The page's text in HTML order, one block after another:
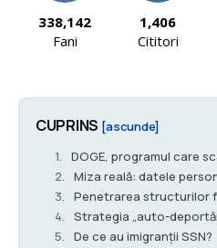
338,142
Fani
1,406
Cititori
CUPRINS [ascunde]
DOGE, programul care
Miza reală: datele
Penetrarea structurilor
Strategia „auto-
De ce au imigranții SSN?